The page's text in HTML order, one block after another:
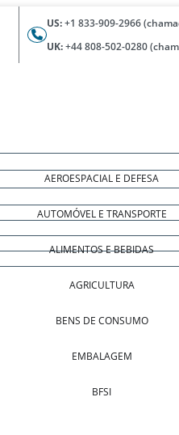
US:+1 833-909-2966
UK:+44 808-502-0280
AEROESPACIAL E DEFESA
AUTOMÓVEL E TRANSPORTE
ALIMENTOS E BEBIDAS
AGRICULTURA
BENS DE CONSUMO
EMBALAGEM
BFSI